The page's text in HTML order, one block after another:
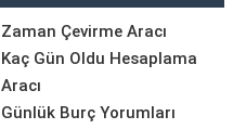
Zaman Çevirme Aracı
Kaç Gün Oldu Hesaplama
Aracı
Günlük Burç Yorumları